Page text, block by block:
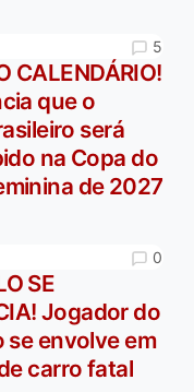
5
CALENDÁRIO!
que o
será
na Copa do
de 2027
0
SE
Jogador do
se envolve em
carro fatal